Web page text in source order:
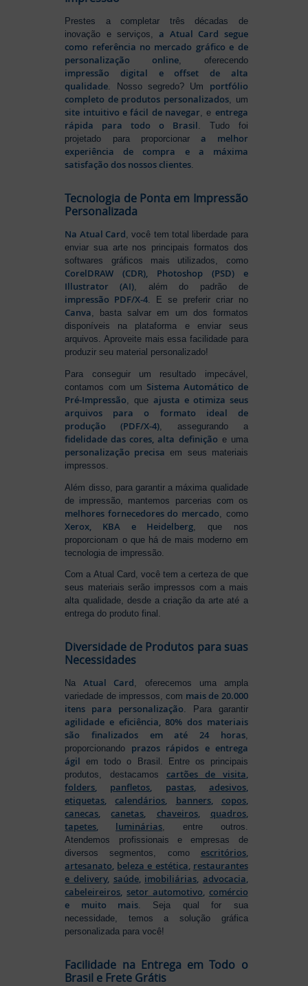
Prestes a completar três décadas de
inovação e serviços,a Atual Card segue
como referência no mercado gráfico e de
personalização online, oferecendo
impressão digital e offset de alta
qualidade. Nosso segredo? Um portfólio
completo de produtos personalizados, um
site intuitivo e fácil de navegar, e entrega
rápida para todo o Brasil. Tudo foi
projetado para proporcionara melhor
experiência de compra e a máxima
satisfação dos nossos clientes.
Tecnologia de Ponta em Impressão
Personalizada
Na Atual Card , você tem total liberdade para
enviar sua arte nos principais formatos dos
softwares gráficos mais utilizados, como
CorelDRAW (CDR), Photoshop (PSD) e
Illustrator (AI) , além do padrão de
impressão PDF/X-4 . E se preferir criar no
Canva , basta salvar em um dos formatos
disponíveis na plataforma e enviar seus
arquivos. Aproveite mais essa facilidade para
produzir seu material personalizado!
Para conseguir um resultado impecável,
contamos com um Sistema Automático de
Pré-Impressão , queajusta e otimiza seus
arquivos para o formato ideal de
produção (PDF/X-4) , assegurando a
fidelidade das cores, alta definição e uma
personalização precisa em seus materiais
impressos.
Além disso, para garantir a máxima qualidade
de impressão, mantemos parcerias com os
melhores fornecedores do mercado , como
Xerox, KBA e Heidelberg , que nos
proporcionam o que há de mais moderno em
tecnologia de impressão.
Com a Atual Card, você tem a certeza de que
seus materiais serão impressos com a mais
alta qualidade, desde a criação da arte até a
entrega do produto final.
Diversidade de Produtos para suas
Necessidades
NaAtual Card, oferecemos uma ampla
variedade de impressos, com mais de 20.000
itens para personalização. Para garantir
agilidade e eficiência, 80% dos materiais
são finalizados em até 24 horas,
proporcionando prazos rápidos e entrega
ágil em todo o Brasil. Entre os principais
produtos, destacamos cartões de visita,
folders, panfletos, pastas, adesivos,
etiquetas,calendários, banners, copos,
canecas,canetas, chaveiros, quadros,
tapetes, luminárias, entre outros.
Atendemos profissionais e empresas de
diversos segmentos, como escritórios,
artesanato, beleza e estética, restaurantes
e delivery, saúde, imobiliárias, advocacia,
cabeleireiros, setor automotivo, comércio
e muito mais. Seja qual for sua
necessidade, temos a solução gráfica
personalizada para você!
Facilidade na Entrega em Todo o
Brasil e Frete Grátis